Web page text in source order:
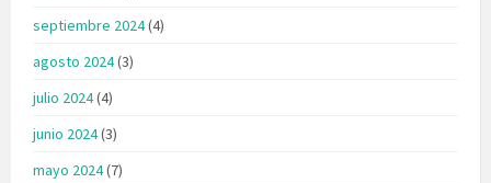
septiembre 2024(4)
agosto 2024(3)
julio 2024(4)
junio 2024(3)
mayo 2024(7)